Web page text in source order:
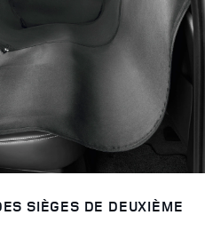
SIÈGES DE DEUXIÈME